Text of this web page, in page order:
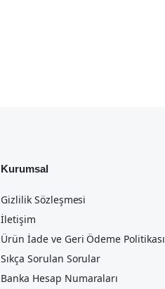
Kurumsal
Gizlilik Sözleşmesi
İletişim
Ürün İade ve Geri Ödeme Politikası
Sıkça Sorulan Sorular
Banka Hesap Numaraları